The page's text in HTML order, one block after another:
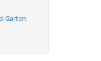
Garten